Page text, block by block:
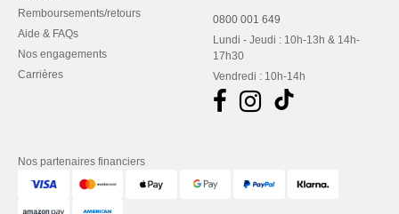
Remboursements/retours
Aide & FAQs
Nos engagements
Carrières
0800 001 649
Lundi - Jeudi : 10h-13h & 14h-
17h30
Vendredi : 10h-14h
Nos partenaires financiers